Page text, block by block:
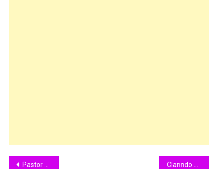
Pastor Matheus Amaral: Uma ponte de fé e ação entre Brasil e Estados Unidos